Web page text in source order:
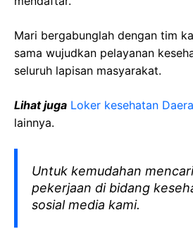
Mari bergabunglah dengan tim
sama wujudkan pelayanan
seluruh lapisan masyarakat.
Lihat juga Loker kesehatan
lainnya.
Untuk kemudahan
pekerjaan di bidang
sosial media kami.